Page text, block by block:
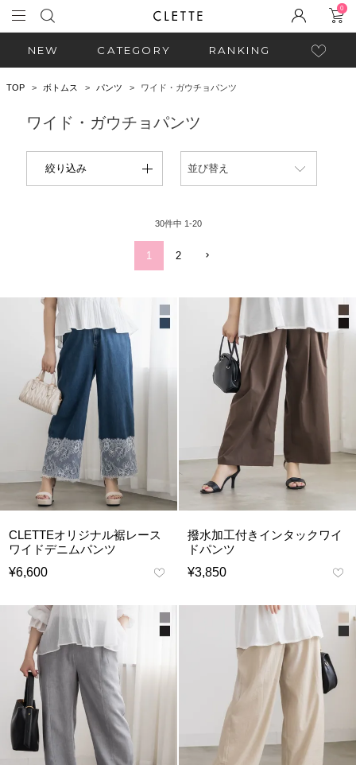
0
NEW CATEGORY RANKING
TOP ボトムス パンツ ワイド・ガウチョパンツ
ワイド・ガウチョパンツ
絞り込み 並び替え
30件中 1-20
1 2
CLETTEオリジナル裾レース
ワイドデニムパンツ
¥6,600
撥水加工付きインタックワイ
ドパンツ
¥3,850